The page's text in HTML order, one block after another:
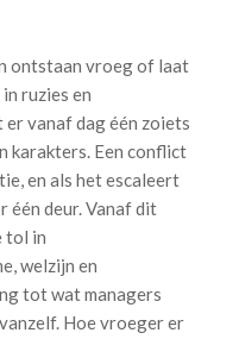
ontstaan vroeg of laat
ruzies en
vanaf dag één zoiets
karakters. Een conflict
en als het escaleert
één deur. Vanaf dit
tol in
welzijn en
tot wat managers
Hoe vroeger er